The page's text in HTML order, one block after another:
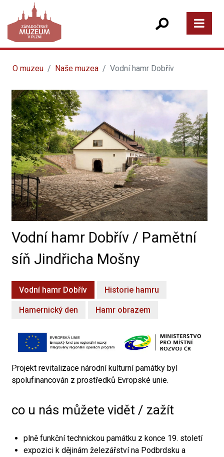
O muzeu Naše muzea Vodní hamr Dobřív
Vodní hamr Dobřív / Pamětní
síň Jindřicha Mošny
Vodní hamr Dobřív Historie hamru
Hamernický den Hamr obrazem
Projekt revitalizace národní kulturní památky byl
spolufinancován z prostředků Evropské unie.
co u nás můžete vidět / zažít
plně funkční technickou památku z konce 19. století
expozici k dějinám železářství na Podbrdsku a